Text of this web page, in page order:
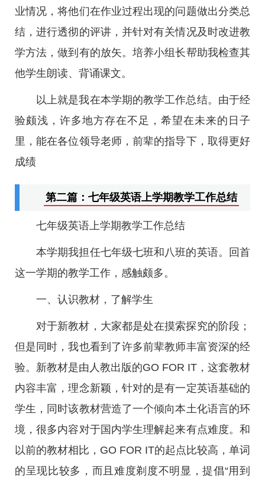
业情况，将他们在作业过程出现的问题做出分类总
结，进行透彻的评讲，并针对有关情况及时改进教
学方法，做到有的放矢。培养小组长帮助我检查其
他学生朗读、背诵课文。
以上就是我在本学期的教学工作总结。由于经
验颇浅，许多地方存在不足，希望在未来的日子
里，能在各位领导老师，前辈的指导下，取得更好
成绩
第二篇：七年级英语上学期教学工作总结
七年级英语上学期教学工作总结
本学期我担任七年级七班和八班的英语。回首
这一学期的教学工作，感触颇多。
一、认识教材，了解学生
对于新教材，大家都是处在摸索探究的阶段；
但是同时，我也看到了许多前辈教师丰富资深的经
验。新教材是由人教出版的GO FOR IT，这套教材
内容丰富，理念新颖，针对的是有一定英语基础的
学生，同时该教材营造了一个倾向本土化语言的环
境，很多内容对于国内学生理解起来有点难度。和
以前的教材相比，GO FOR IT的起点比较高，单词
的呈现比较多，而且难度剃度不明显，提倡“用到